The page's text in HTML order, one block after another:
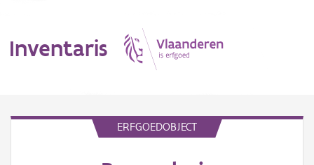
Inventaris
ERFGOEDOBJECT